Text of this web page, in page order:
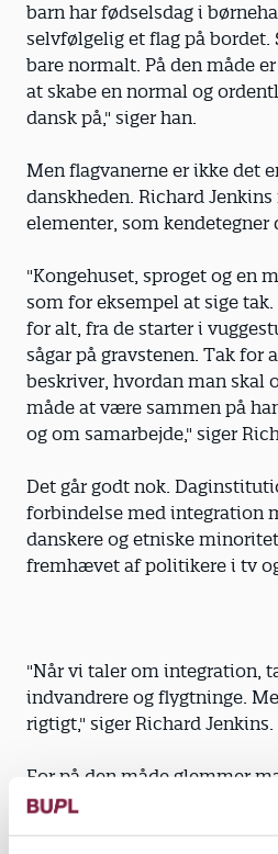
barn har fødselsdag i
selvfølgelig et flag på bordet.
bare normalt. På den måde
at skabe en normal og
dansk på," siger han.
Men flagvanerne er ikke det
danskheden. Richard
elementer, som
"Kongehuset, sproget og en
som for eksempel at sige
for alt, fra de starter i
sågar på gravstenen. Tak for
beskriver, hvordan man skal
måde at være sammen på
og om samarbejde," siger
Det går godt nok.
forbindelse med integration
danskere og etniske
fremhævet af politikere i tv
"Når vi taler om integration,
indvandrere og flygtninge.
rigtigt," siger Richard Jenkins.
For på den måde glemmer
rolle som integrationssystem